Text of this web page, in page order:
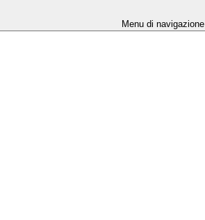
Menu di navigazione